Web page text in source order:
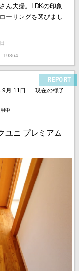
ん夫婦。LDKの印象
ーリングを選びまし
19864
REPORT
9月 11日
現在の様子
中
ユニ プレミアム